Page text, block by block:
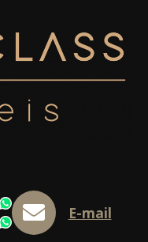
WhatsApp
WhatsApp
E-mail